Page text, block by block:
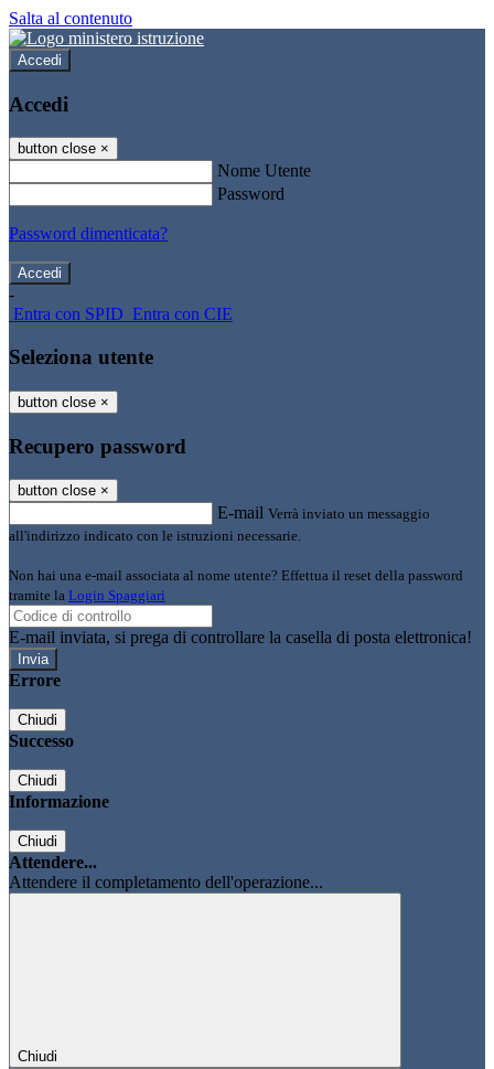
Salta al contenuto
Accedi
Accedi
button close ×
Nome Utente
Password
Password dimenticata?
-
Entra con SPID Entra con CIE
Seleziona utente
button close ×
Recupero password
button close ×
E-mail Verrà inviato un messaggio
all'indirizzo indicato con le istruzioni necessarie.
Non hai una e-mail associata al nome utente? Effettua il reset della password
tramite la Login Spaggiari
E-mail inviata, si prega di controllare la casella di posta elettronica!
Errore
Chiudi
Successo
Chiudi
Informazione
Chiudi
Attendere...
Attendere il completamento dell'operazione...
Chiudi